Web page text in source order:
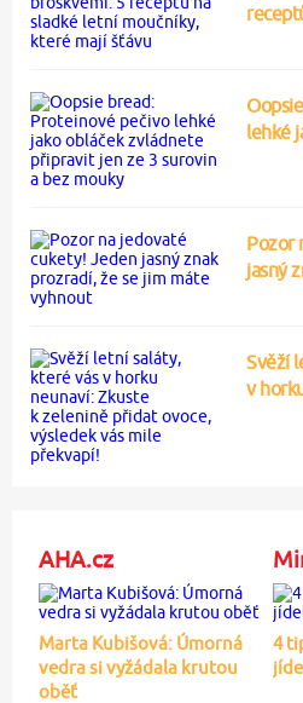
lehké
Pozor
jasný
Svěží
v
AHA.cz
Marta Kubišová: Úmorná
vedra si vyžádala krutou
oběť
4